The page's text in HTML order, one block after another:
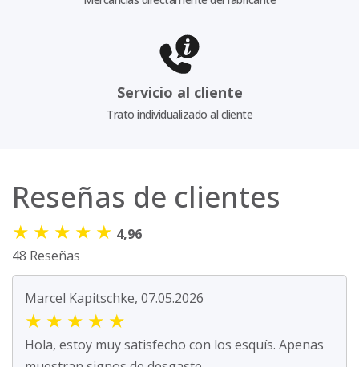
Servicio al cliente
Trato individualizado al cliente
Reseñas de clientes
★ ★ ★ ★ ★ 4,96
48 Reseñas
Marcel Kapitschke, 07.05.2026
★ ★ ★ ★ ★
Hola, estoy muy satisfecho con los esquís. Apenas